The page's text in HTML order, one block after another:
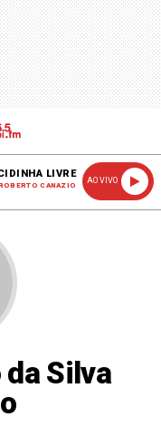
LIVRE
CANAZIO
AO VIVO
da Silva